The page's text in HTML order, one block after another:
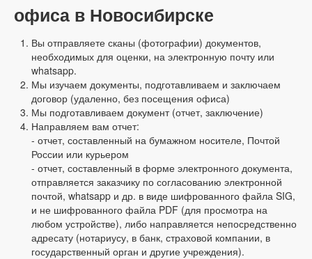
офиса в Новосибирске
Вы отправляете сканы (фотографии) документов,
необходимых для оценки, на электронную почту или
whatsapp.
Мы изучаем документы, подготавливаем и заключаем
договор (удаленно, без посещения офиса)
Мы подготавливаем документ (отчет, заключение)
Направляем вам отчет:
- отчет, составленный на бумажном носителе, Почтой
России или курьером
- отчет, составленный в форме электронного документа,
отправляется заказчику по согласованию электронной
почтой, whatsapp и др. в виде шифрованного файла SIG,
и не шифрованного файла PDF (для просмотра на
любом устройстве), либо направляется непосредственно
адресату (нотариусу, в банк, страховой компании, в
государственный орган и другие учреждения).